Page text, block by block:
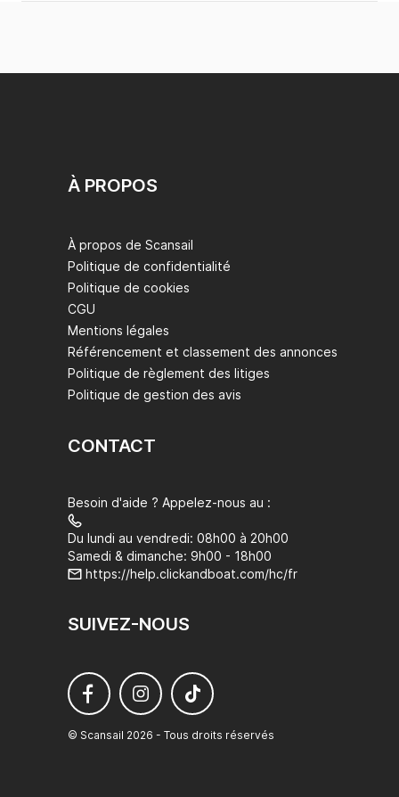
À PROPOS
À propos de Scansail
Politique de confidentialité
Politique de cookies
CGU
Mentions légales
Référencement et classement des annonces
Politique de règlement des litiges
Politique de gestion des avis
CONTACT
Besoin d'aide ? Appelez-nous au :
Du lundi au vendredi: 08h00 à 20h00
Samedi & dimanche: 9h00 - 18h00
https://help.clickandboat.com/hc/fr
SUIVEZ-NOUS
© Scansail 2026 - Tous droits réservés